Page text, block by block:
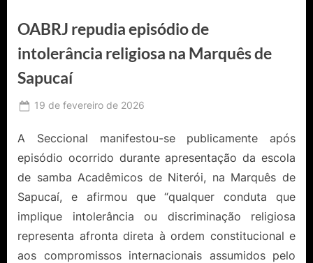
OABRJ repudia episódio de
intolerância religiosa na Marquês de
Sapucaí
Posted
19 de fevereiro de 2026
Catureba
A Seccional manifestou-se publicamente após
episódio ocorrido durante apresentação da escola
de samba Acadêmicos de Niterói, na Marquês de
Sapucaí, e afirmou que “qualquer conduta que
implique intolerância ou discriminação religiosa
representa afronta direta à ordem constitucional e
aos compromissos internacionais assumidos pelo